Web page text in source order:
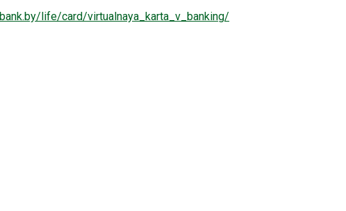
life/card/virtualnaya_karta_v_banking/